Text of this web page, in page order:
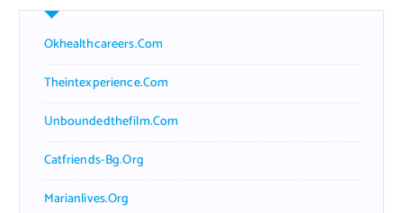
Okhealthcareers.com
Theintexperience.com
Unboundedthefilm.com
Catfriends-Bg.org
Marianlives.org